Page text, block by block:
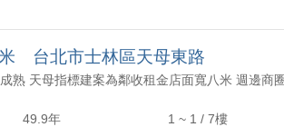
台北市士林區天母東路
49.9年
1 ~ 1 / 7樓